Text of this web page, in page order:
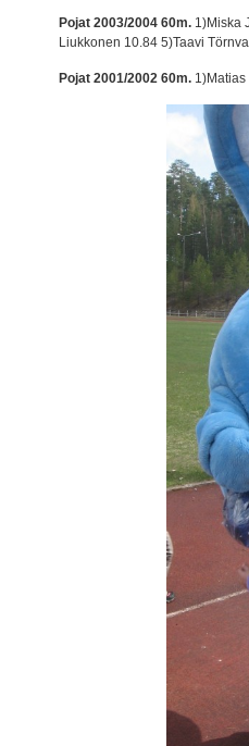
Pojat 2003/2004 60m. 1)Miska
Liukkonen 10.84 5)Taavi
Pojat 2001/2002 60m.